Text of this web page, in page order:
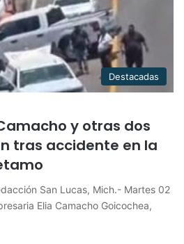
Destacadas
y otras dos
tras accidente en la
San Lucas, Mich.- Martes 02
Elia Camacho Goicochea,